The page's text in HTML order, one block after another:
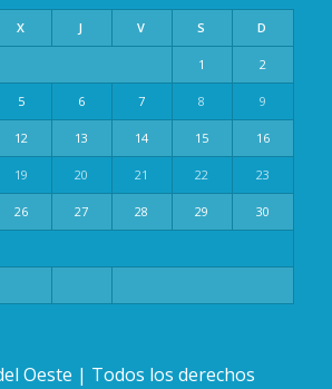
X J V S D
1 2
5 6 7 8 9
12 13 14 15 16
19 20 21 22 23
26 27 28 29 30
Oeste | Todos los derechos